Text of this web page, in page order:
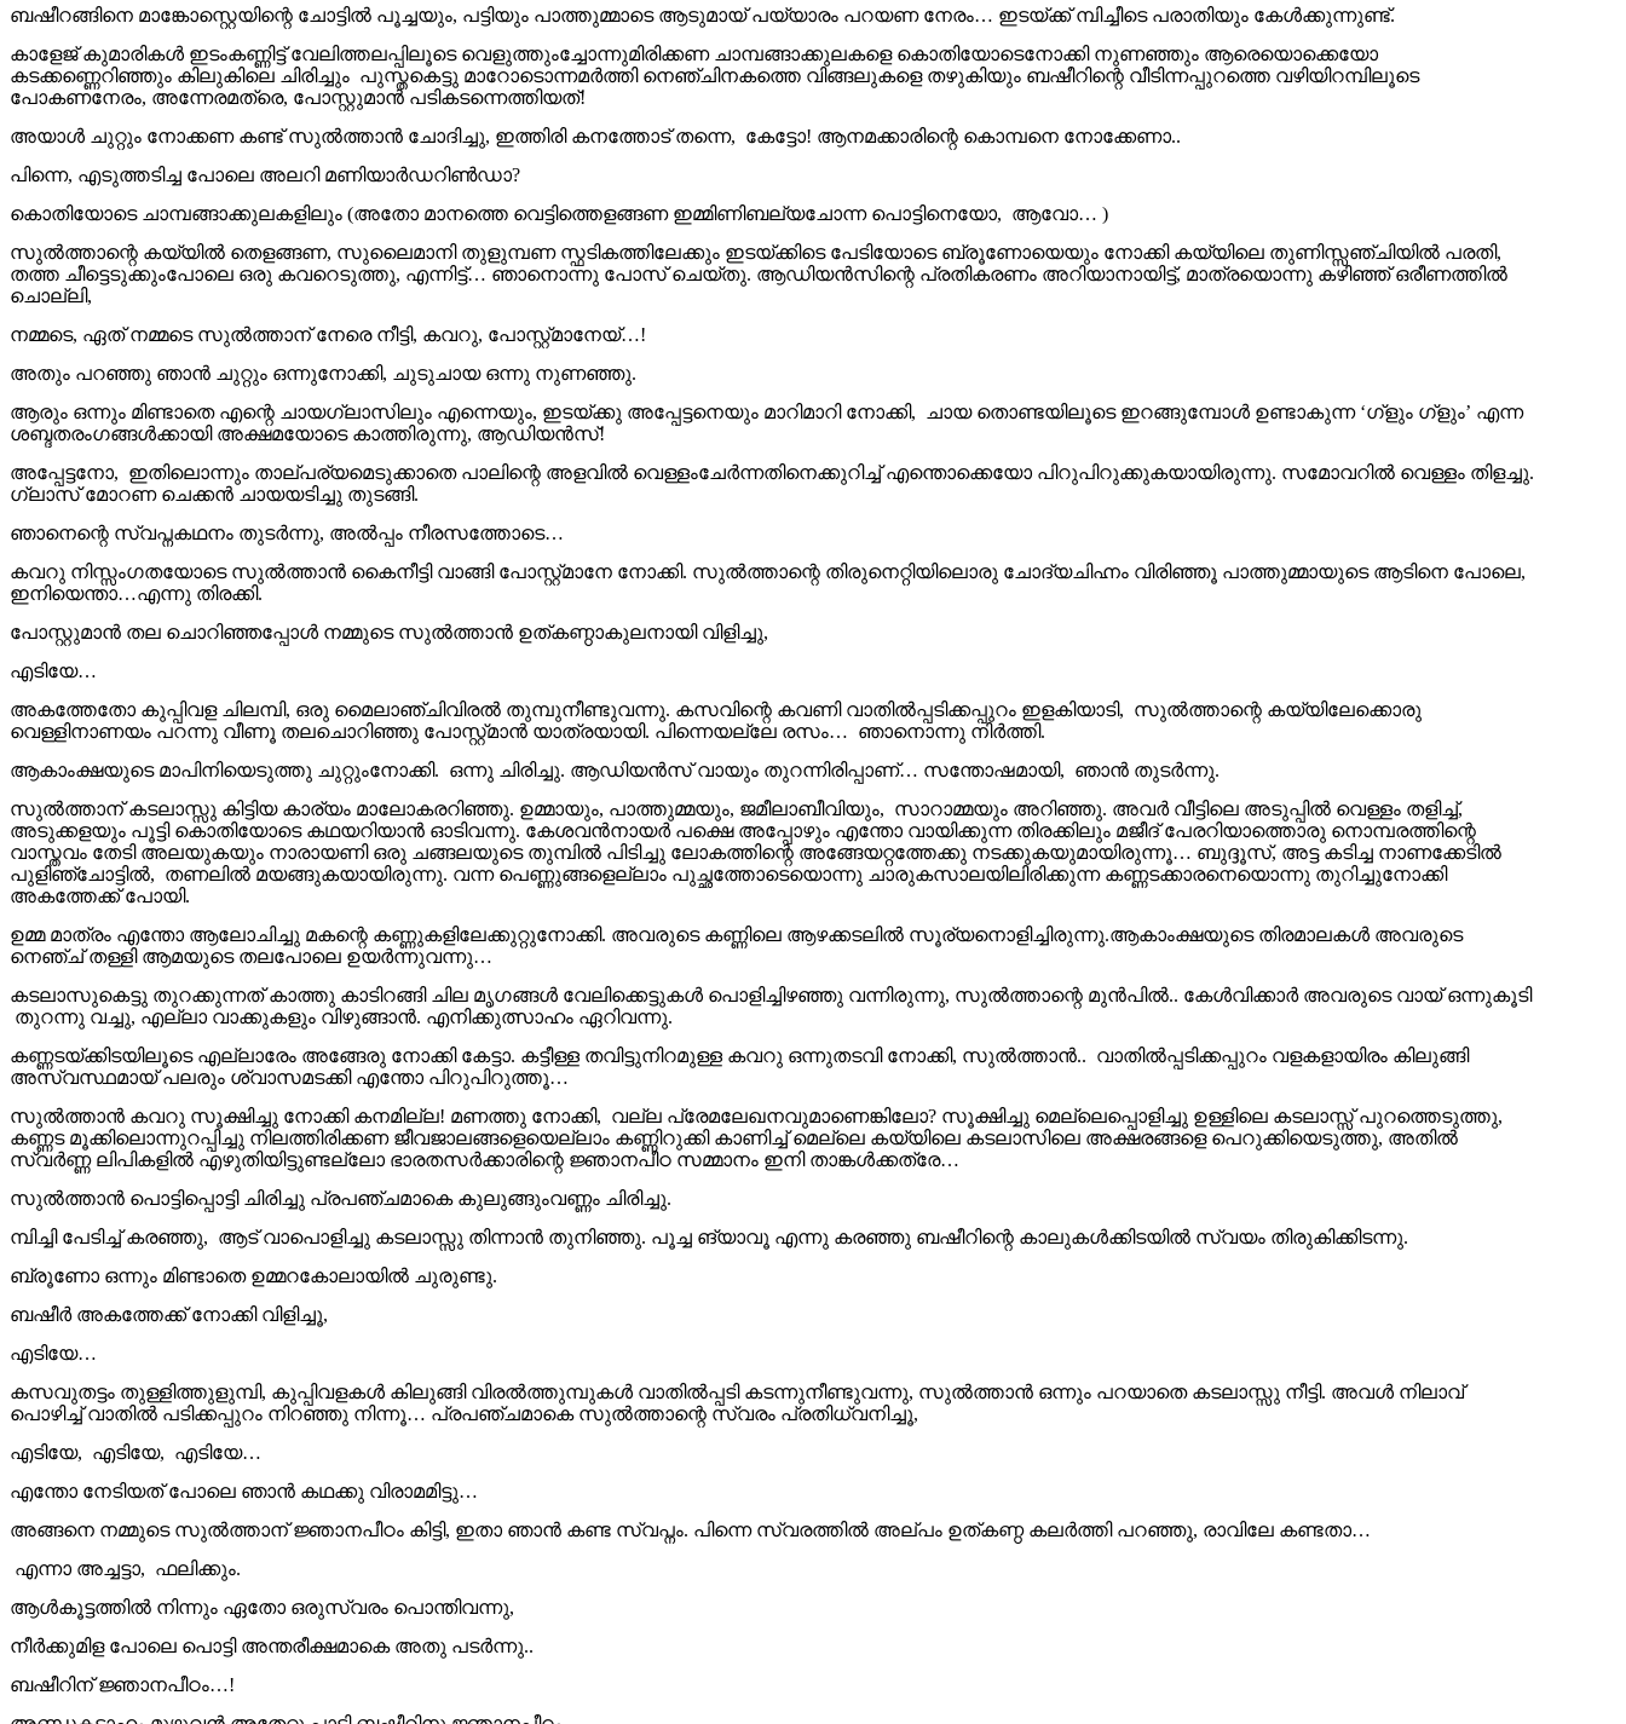
ബഷീറങ്ങിനെ മാങ്കോസ്റ്റെയിന്റെ ചോട്ടിൽ പൂച്ചയും, പട്ടിയും പാത്തുമ്മാടെ ആടുമായ് പയ്യാരം പറയണ നേരം… ഇടയ്ക്ക് മ്പിച്ചീടെ പരാതിയും കേൾക്കുന്നുണ്ട്.
കാളേജ് കുമാരികൾ ഇടംകണ്ണിട്ട് വേലിത്തലപ്പിലൂടെ വെളുത്തുംച്ചോന്നുമിരിക്കണ ചാമ്പങ്ങാക്കുലകളെ കൊതിയോടെനോക്കി നുണഞ്ഞും ആരെയൊക്കെയോ
കടക്കണ്ണെറിഞ്ഞും കിലുകിലെ ചിരിച്ചും പുസ്തകെട്ടു മാറോടൊന്നമർത്തി നെഞ്ചിനകത്തെ വിങ്ങലുകളെ തഴുകിയും ബഷീറിന്റെ വീടിന്നപ്പുറത്തെ വഴിയിറമ്പിലൂടെ
പോകണനേരം, അന്നേരമത്രെ, പോസ്റ്റുമാൻ പടികടന്നെത്തിയത്!
അയാൾ ചുറ്റും നോക്കണ കണ്ട് സുൽത്താൻ ചോദിച്ചു, ഇത്തിരി കനത്തോട് തന്നെ, കേട്ടോ! ആനമക്കാരിന്റെ കൊമ്പനെ നോക്കേണാ..
പിന്നെ, എടുത്തടിച്ച പോലെ അലറി മണിയാർഡറിൺഡാ?
കൊതിയോടെ ചാമ്പങ്ങാക്കുലകളിലും (അതോ മാനത്തെ വെട്ടിത്തെളങ്ങണ ഇമ്മിണിബല്യചോന്ന പൊട്ടിനെയോ, ആവോ… )
സുൽത്താന്റെ കയ്യിൽ തെളങ്ങണ, സുലൈമാനി തുളുമ്പണ സ്ഫടികത്തിലേക്കും ഇടയ്ക്കിടെ പേടിയോടെ ബ്രൂണോയെയും നോക്കി കയ്യിലെ തുണിസ്സഞ്ചിയിൽ പരതി,
തത്ത ചീട്ടെടുക്കുംപോലെ ഒരു കവറെടുത്തു, എന്നിട്ട്… ഞാനൊന്നു പോസ് ചെയ്തു. ആഡിയൻസിന്റെ പ്രതികരണം അറിയാനായിട്ട്, മാത്രയൊന്നു കഴിഞ്ഞ് ഒരീണത്തിൽ
ചൊല്ലി,
നമ്മടെ, ഏത് നമ്മടെ സുൽത്താന് നേരെ നീട്ടി, കവറു, പോസ്റ്റ്‌മാനേയ്…!
അതും പറഞ്ഞു ഞാൻ ചുറ്റും ഒന്നുനോക്കി, ചുടുചായ ഒന്നു നുണഞ്ഞു.
ആരും ഒന്നും മിണ്ടാതെ എന്റെ ചായഗ്ലാസിലും എന്നെയും, ഇടയ്ക്കു അപ്പേട്ടനെയും മാറിമാറി നോക്കി, ചായ തൊണ്ടയിലൂടെ ഇറങ്ങുമ്പോൾ ഉണ്ടാകുന്ന ‘ഗ്‌ളും ഗ്‌ളും’ എന്ന
ശബ്ദതരംഗങ്ങൾക്കായി അക്ഷമയോടെ കാത്തിരുന്നു, ആഡിയൻസ്!
അപ്പേട്ടനോ, ഇതിലൊന്നും താല്പര്യമെടുക്കാതെ പാലിന്റെ അളവിൽ വെള്ളംചേർന്നതിനെക്കുറിച്ച് എന്തൊക്കെയോ പിറുപിറുക്കുകയായിരുന്നു. സമോവറിൽ വെള്ളം തിളച്ചു.
ഗ്ലാസ്‌ മോറണ ചെക്കൻ ചായയടിച്ചു തുടങ്ങി.
ഞാനെന്റെ സ്വപ്നകഥനം തുടർന്നു, അൽപ്പം നീരസത്തോടെ…
കവറു നിസ്സംഗതയോടെ സുൽത്താൻ കൈനീട്ടി വാങ്ങി പോസ്റ്റ്‌മാനേ നോക്കി. സുൽത്താന്റെ തിരുനെറ്റിയിലൊരു ചോദ്യചിഹ്നം വിരിഞ്ഞൂ പാത്തുമ്മായുടെ ആടിനെ പോലെ,
ഇനിയെന്താ…എന്നു തിരക്കി.
പോസ്റ്റുമാൻ തല ചൊറിഞ്ഞപ്പോൾ നമ്മുടെ സുൽത്താൻ ഉത്കണ്ഠാകുലനായി വിളിച്ചു,
എടിയേ…
അകത്തേതോ കുപ്പിവള ചിലമ്പി, ഒരു മൈലാഞ്ചിവിരൽ തുമ്പുനീണ്ടുവന്നു. കസവിന്റെ കവണി വാതിൽപ്പടിക്കപ്പുറം ഇളകിയാടി, സുൽത്താന്റെ കയ്യിലേക്കൊരു
വെള്ളിനാണയം പറന്നു വീണൂ തലചൊറിഞ്ഞു പോസ്റ്റ്‌മാൻ യാത്രയായി. പിന്നെയല്ലേ രസം… ഞാനൊന്നു നിർത്തി.
ആകാംക്ഷയുടെ മാപിനിയെടുത്തു ചുറ്റുംനോക്കി. ഒന്നു ചിരിച്ചു. ആഡിയൻസ് വായും തുറന്നിരിപ്പാണ്… സന്തോഷമായി, ഞാൻ തുടർന്നു.
സുൽത്താന് കടലാസ്സു കിട്ടിയ കാര്യം മാലോകരറിഞ്ഞു. ഉമ്മായും, പാത്തുമ്മയും, ജമീലാബീവിയും, സാറാമ്മയും അറിഞ്ഞു. അവർ വീട്ടിലെ അടുപ്പിൽ വെള്ളം തളിച്ച്,
അടുക്കളയും പൂട്ടി കൊതിയോടെ കഥയറിയാൻ ഓടിവന്നു. കേശവൻനായർ പക്ഷെ അപ്പോഴും എന്തോ വായിക്കുന്ന തിരക്കിലും മജീദ് പേരറിയാത്തൊരു നൊമ്പരത്തിന്റെ
വാസ്തവം തേടി അലയുകയും നാരായണി ഒരു ചങ്ങലയുടെ തുമ്പിൽ പിടിച്ചു ലോകത്തിന്റെ അങ്ങേയറ്റത്തേക്കു നടക്കുകയുമായിരുന്നൂ… ബുദ്ദൂസ്, അട്ട കടിച്ച നാണക്കേടിൽ
പുളിഞ്ചോട്ടിൽ, തണലിൽ മയങ്ങുകയായിരുന്നു. വന്ന പെണ്ണുങ്ങളെല്ലാം പുച്ഛത്തോടെയൊന്നു ചാരുകസാലയിലിരിക്കുന്ന കണ്ണടക്കാരനെയൊന്നു തുറിച്ചുനോക്കി
അകത്തേക്ക് പോയി.
ഉമ്മ മാത്രം എന്തോ ആലോചിച്ചു മകന്റെ കണ്ണുകളിലേക്കുറ്റുനോക്കി. അവരുടെ കണ്ണിലെ ആഴക്കടലിൽ സൂര്യനൊളിച്ചിരുന്നു.ആകാംക്ഷയുടെ തിരമാലകൾ അവരുടെ
നെഞ്ച് തള്ളി ആമയുടെ തലപോലെ ഉയർന്നുവന്നു…
കടലാസുകെട്ടു തുറക്കുന്നത് കാത്തു കാടിറങ്ങി ചില മൃഗങ്ങൾ വേലിക്കെട്ടുകൾ പൊളിച്ചിഴഞ്ഞു വന്നിരുന്നു, സുൽത്താന്റെ മുൻപിൽ.. കേൾവിക്കാർ അവരുടെ വായ് ഒന്നുകൂടി
തുറന്നു വച്ചു, എല്ലാ വാക്കുകളും വിഴുങ്ങാൻ. എനിക്കുത്സാഹം ഏറിവന്നു.
കണ്ണടയ്ക്കിടയിലൂടെ എല്ലാരേം അങ്ങേരു നോക്കി കേട്ടാ. കട്ടീള്ള തവിട്ടുനിറമുള്ള കവറു ഒന്നുതടവി നോക്കി, സുൽത്താൻ.. വാതിൽപ്പടിക്കപ്പുറം വളകളായിരം കിലുങ്ങി
അസ്വസ്ഥമായ് പലരും ശ്വാസമടക്കി എന്തോ പിറുപിറുത്തൂ…
സുൽത്താൻ കവറു സൂക്ഷിച്ചു നോക്കി കനമില്ല! മണത്തു നോക്കി, വല്ല പ്രേമലേഖനവുമാണെങ്കിലോ? സൂക്ഷിച്ചു മെല്ലെപ്പൊളിച്ചു ഉള്ളിലെ കടലാസ്സ് പുറത്തെടുത്തു,
കണ്ണട മൂക്കിലൊന്നുറപ്പിച്ചു നിലത്തിരിക്കണ ജീവജാലങ്ങളെയെല്ലാം കണ്ണിറുക്കി കാണിച്ച് മെല്ലെ കയ്യിലെ കടലാസിലെ അക്ഷരങ്ങളെ പെറുക്കിയെടുത്തു, അതിൽ
സ്വർണ്ണ ലിപികളിൽ എഴുതിയിട്ടുണ്ടല്ലോ ഭാരതസർക്കാരിന്റെ ജ്ഞാനപീഠ സമ്മാനം ഇനി താങ്കൾക്കത്രേ…
സുൽത്താൻ പൊട്ടിപ്പൊട്ടി ചിരിച്ചു പ്രപഞ്ചമാകെ കുലുങ്ങുംവണ്ണം ചിരിച്ചു.
മ്പിച്ചി പേടിച്ച് കരഞ്ഞു, ആട് വാപൊളിച്ചു കടലാസ്സു തിന്നാൻ തുനിഞ്ഞു. പൂച്ച ങ്യാവൂ എന്നു കരഞ്ഞു ബഷീറിന്റെ കാലുകൾക്കിടയിൽ സ്വയം തിരുകിക്കിടന്നു.
ബ്രൂണോ ഒന്നും മിണ്ടാതെ ഉമ്മറകോലായിൽ ചുരുണ്ടു.
ബഷീർ അകത്തേക്ക് നോക്കി വിളിച്ചൂ,
എടിയേ…
കസവുതട്ടം തുള്ളിത്തുളുമ്പി, കുപ്പിവളകൾ കിലുങ്ങി വിരൽത്തുമ്പുകൾ വാതിൽപ്പടി കടന്നുനീണ്ടുവന്നു, സുൽത്താൻ ഒന്നും പറയാതെ കടലാസ്സു നീട്ടി. അവൾ നിലാവ്
പൊഴിച്ച് വാതിൽ പടിക്കപ്പുറം നിറഞ്ഞു നിന്നൂ… പ്രപഞ്ചമാകെ സുൽത്താന്റെ സ്വരം പ്രതിധ്വനിച്ചൂ,
എടിയേ, എടിയേ, എടിയേ…
എന്തോ നേടിയത് പോലെ ഞാൻ കഥക്കു വിരാമമിട്ടു…
അങ്ങനെ നമ്മുടെ സുൽത്താന് ജ്ഞാനപീഠം കിട്ടി, ഇതാ ഞാൻ കണ്ട സ്വപ്നം. പിന്നെ സ്വരത്തിൽ അല്പം ഉത്കണ്ഠ കലർത്തി പറഞ്ഞു, രാവിലേ കണ്ടതാ…
എന്നാ അച്ചട്ടാ, ഫലിക്കും.
ആൾകൂട്ടത്തിൽ നിന്നും ഏതോ ഒരുസ്വരം പൊന്തിവന്നു,
നീർക്കുമിള പോലെ പൊട്ടി അന്തരീക്ഷമാകെ അതു പടർന്നു..
ബഷീറിന് ജ്ഞാനപീഠം…!